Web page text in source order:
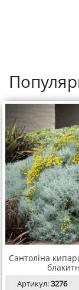
Сантоліна
Артикул:3276